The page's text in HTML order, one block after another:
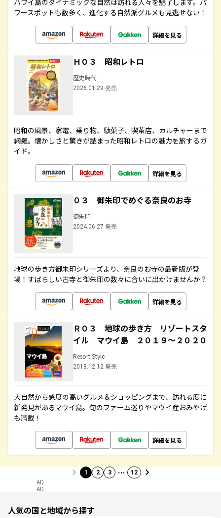
ハワイ島のダイナミックな自然は訪れる人々を魅了します。パ
ワースポットも数多く、進化する自然派グルメも見逃せない！
詳細を見る
Ｈ０３ 昭和レトロ
歴史時代
2026.01.29 発売
昭和の風景、家電、乗り物、駄菓子、喫茶店、カルチャーまで
網羅。懐かしさと驚きが詰まった昭和レトロの魅力を旅するガ
イド。
詳細を見る
０３ 御朱印でめぐる奈良のお寺
御朱印
2024.06.27 発売
地球の歩き方御朱印シリーズより、奈良のお寺の最新版が登
場！すばらしい古寺と御朱印の数々に合いに出かけませんか？
詳細を見る
Ｒ０３ 地球の歩き方 リゾートスタ
イル マウイ島 ２０１９～２０２０
Resort Style
2018.12.12 発売
大自然から感度の高いグルメ＆ショッピングまで、訪れる度に
新発見があるマウイ島。旬のファーム巡りやマウイ産おみやげ
も満載！
詳細を見る
1 2 3 … 12
AD
AD
人気の国と地域から探す